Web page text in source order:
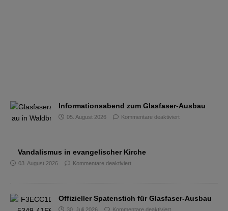
Informationsabend zum Glasfaser-Ausbau
05. August 2026 Kommentare deaktiviert
Vandalismus in evangelischer Kirche
03. August 2026 Kommentare deaktiviert
Offizieller Spatenstich für Glasfaser-Ausbau
30. Juli 2026 Kommentare deaktiviert